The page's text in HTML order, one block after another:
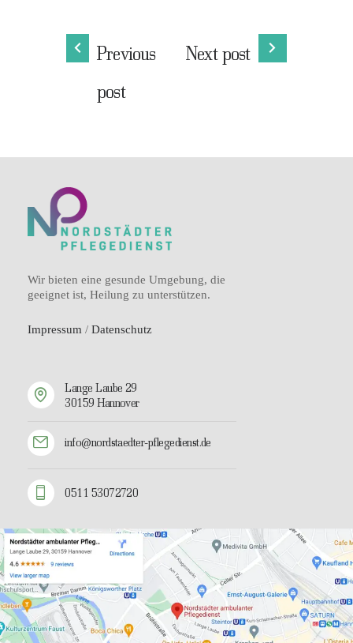
Previous
post
Next post
Wir bieten eine gesunde Umgebung, die
geeignet ist, Heilung zu unterstützen.
Impressum / Datenschutz
Lange Laube 29
30159 Hannover
info@nordstaedter-pflegedienst.de
0511 53072720